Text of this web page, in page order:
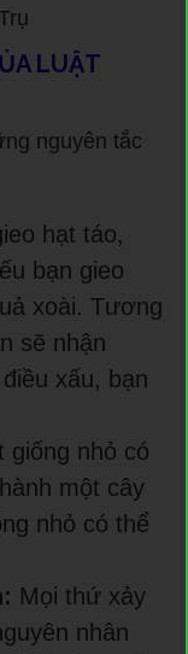
LUẬT
nguyên tắc
hạt táo,
bạn gieo
xoài. Tương
sẽ nhận
xấu, bạn
giống nhỏ có
một cây
nhỏ có thể
Mọi thứ xảy
nhân